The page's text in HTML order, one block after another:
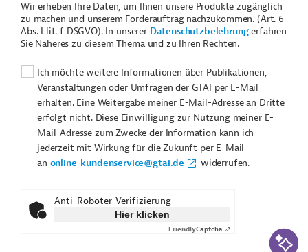
Wir erheben Ihre Daten, um Ihnen unsere Produkte zugänglich
zu machen und unserem Förderauftrag nachzukommen. (Art. 6
Abs. I lit. f DSGVO). In unserer Datenschutzbelehrungerfahren
Sie Näheres zu diesem Thema und zu Ihren Rechten.
Ich möchte weitere Informationen über Publikationen,
Veranstaltungen oder Umfragen der GTAI per E-Mail
erhalten. Eine Weitergabe meiner E-Mail-Adresse an Dritte
erfolgt nicht. Diese Einwilligung zur Nutzung meiner E-
Mail-Adresse zum Zwecke der Information kann ich
jederzeit mit Wirkung für die Zukunft per E-Mail
an online-kundenservice@gtai.de widerrufen.
Anti-Roboter-Verifizierung
Hier klicken
FriendlyCaptcha ⇗ KI-